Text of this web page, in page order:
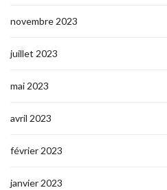
novembre 2023
juillet 2023
mai 2023
avril 2023
février 2023
janvier 2023